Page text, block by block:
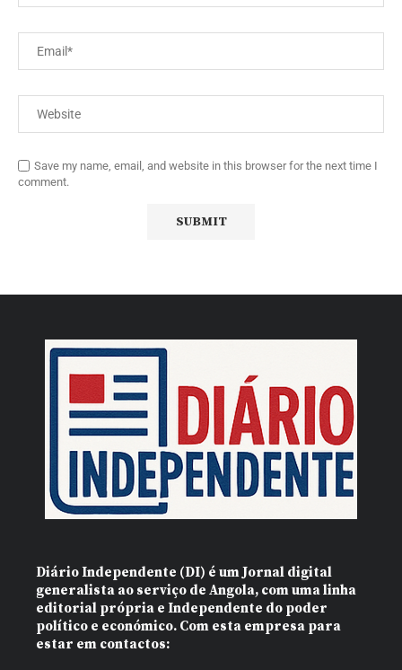
Save my name, email, and website in this browser for the next time I
comment.
Diário Independente (DI) é um Jornal digital
generalista ao serviço de Angola, com uma linha
editorial própria e Independente do poder
político e económico. Com esta empresa para
estar em contactos: